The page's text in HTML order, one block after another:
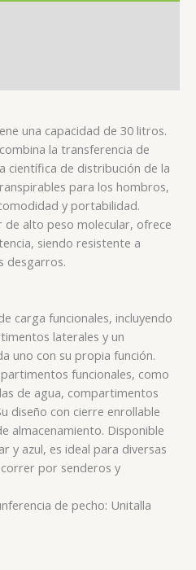
una capacidad de 30 litros.
la transferencia de
científica de distribución de la
para los hombros,
y portabilidad.
alto peso molecular, ofrece
siendo resistente a
desgarros.
carga funcionales, incluyendo
laterales y un
uno con su propia función.
funcionales, como
de agua, compartimentos
diseño con cierre enrollable
almacenamiento. Disponible
y azul, es ideal para diversas
por senderos y
de pecho: Unitalla